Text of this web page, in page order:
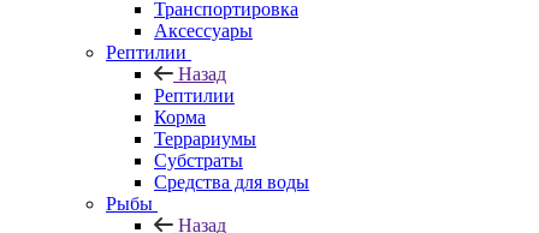
Транспортировка
Аксессуары
Рептилии
Назад
Рептилии
Корма
Террариумы
Субстраты
Средства для воды
Рыбы
Назад